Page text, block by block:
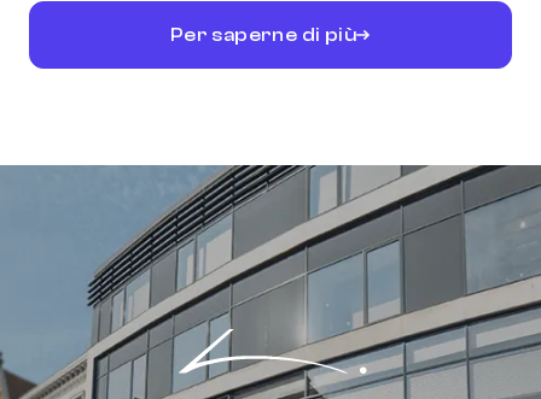
Per saperne di più